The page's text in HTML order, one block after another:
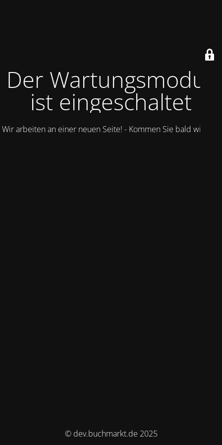
Der Wartungsmodus
ist eingeschaltet
Wir arbeiten an einer neuen Seite! - Kommen Sie bald wieder.
© dev.buchmarkt.de 2025